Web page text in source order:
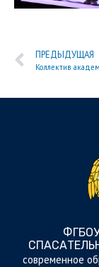
ПРЕДЫДУЩАЯ
cовременное